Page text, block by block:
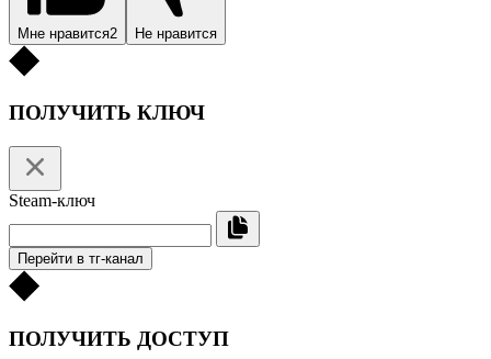
Мне нравится2 Не нравится
ПОЛУЧИТЬ КЛЮЧ
Steam-ключ
Перейти в тг-канал
ПОЛУЧИТЬ ДОСТУП